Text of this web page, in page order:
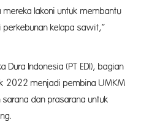
mereka lakoni untuk membantu
kelapa sawit,”
Dura Indonesia (PT EDI), bagian
2022 menjadi pembina UMKM
sarana dan prasarana untuk